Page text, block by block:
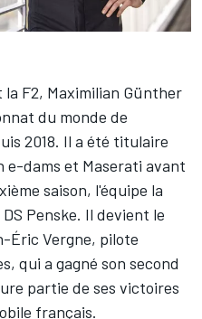
F2, Maximilian Günther
du monde de
2018. Il a été titulaire
e-dams et Maserati avant
saison, l'équipe la
DS Penske. Il devient le
Éric Vergne, pilote
qui a gagné son second
partie de ses victoires
français.